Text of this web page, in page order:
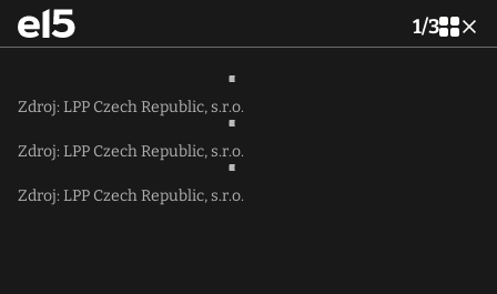
1/3
Zdroj: LPP Czech Republic, s.r.o.
Zdroj: LPP Czech Republic, s.r.o.
Zdroj: LPP Czech Republic, s.r.o.